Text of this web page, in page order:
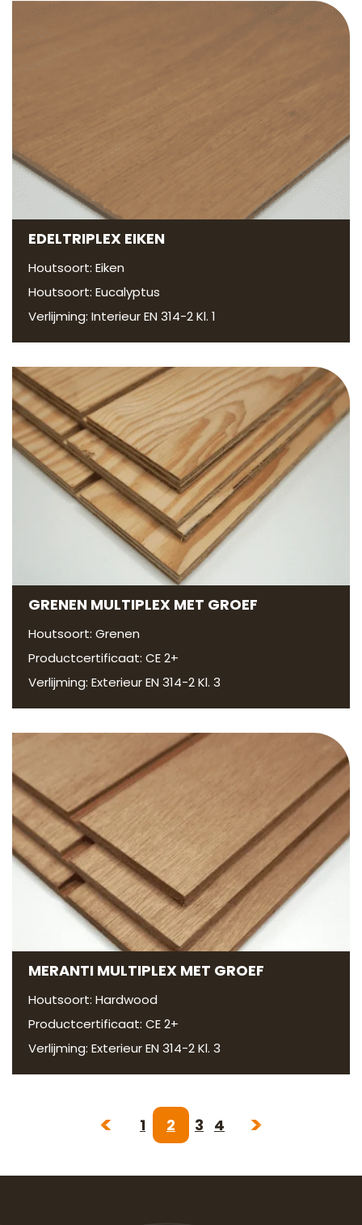
EDELTRIPLEX EIKEN
Verlijming: Interieur EN 314-2 Kl. 1
Houtsoort: Eiken
Houtsoort: Eucalyptus
GRENEN MULTIPLEX MET GROEF
Productcertificaat: CE 2+
Verlijming: Exterieur EN 314-2 Kl. 3
Houtsoort: Grenen
MERANTI MULTIPLEX MET GROEF
Productcertificaat: CE 2+
Verlijming: Exterieur EN 314-2 Kl. 3
Houtsoort: Hardwood
1 2 3 4